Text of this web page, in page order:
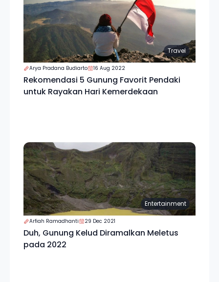
Travel
Arya Pradana Budiarto 16 Aug 2022
Rekomendasi 5 Gunung Favorit Pendaki
untuk Rayakan Hari Kemerdekaan
Entertainment
Arfiah Ramadhanti 29 Dec 2021
Duh, Gunung Kelud Diramalkan Meletus
pada 2022